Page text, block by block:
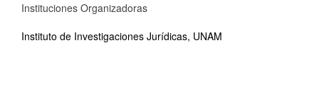
Instituciones Organizadoras
Instituto de Investigaciones Jurídicas, UNAM